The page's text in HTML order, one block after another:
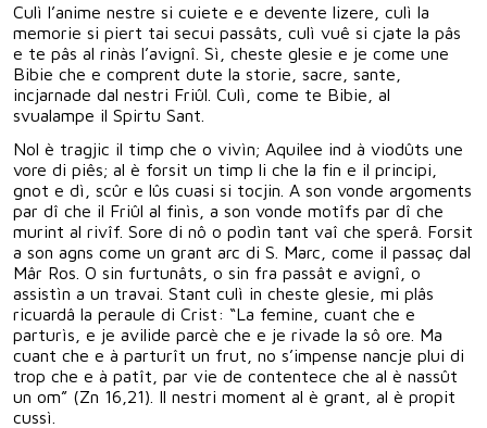
Culì l’anime nestre si cuiete e e devente lizere, culì la
memorie si piert tai secui passâts, culì vuê si cjate la pâs
e te pâs al rinàs l’avignî. Sì, cheste glesie e je come une
Bibie che e comprent dute la storie, sacre, sante,
incjarnade dal nestri Friûl. Culì, come te Bibie, al
svualampe il Spirtu Sant.
Nol è tragjic il timp che o vivìn; Aquilee ind à viodûts une
vore di piês; al è forsit un timp li che la fin e il principi,
gnot e dì, scûr e lûs cuasi si tocjin. A son vonde argoments
par dî che il Friûl al finìs, a son vonde motîfs par dî che
murint al rivîf. Sore di nô o podìn tant vaî che sperâ. Forsit
a son agns come un grant arc di S. Marc, come il passaç dal
Mâr Ros. O sin furtunâts, o sin fra passât e avignî, o
assistìn a un travai. Stant culì in cheste glesie, mi plâs
ricuardâ la peraule di Crist: “La femine, cuant che e
parturìs, e je avilide parcè che e je rivade la sô ore. Ma
cuant che e à parturît un frut, no s’impense nancje plui di
trop che e à patît, par vie de contentece che al è nassût
un om” (Zn 16,21). Il nestri moment al è grant, al è propit
cussì.